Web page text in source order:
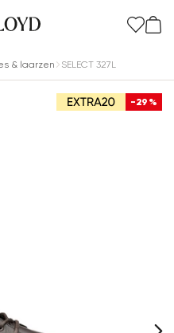
& laarzen SELECT 327L
-29%